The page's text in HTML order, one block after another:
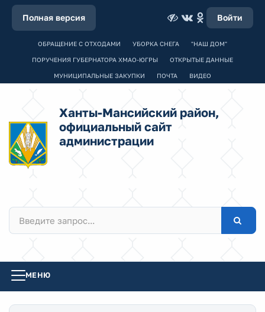
Полная версия Войти
ОБРАЩЕНИЕ С ОТХОДАМИ УБОРКА СНЕГА "НАШ ДОМ"
ПОРУЧЕНИЯ ГУБЕРНАТОРА ХМАО-ЮГРЫ ОТКРЫТЫЕ ДАННЫЕ
МУНИЦИПАЛЬНЫЕ ЗАКУПКИ ПОЧТА ВИДЕО
Ханты-Мансийский район,
официальный сайт
администрации
МЕНЮ